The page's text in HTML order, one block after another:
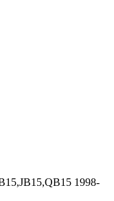
1998-